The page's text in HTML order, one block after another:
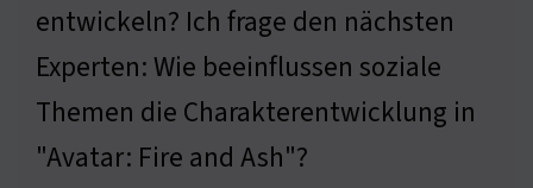
entwickeln? Ich frage den nächsten
Experten: Wie beeinflussen soziale
Themen die Charakterentwicklung in
"Avatar: Fire and Ash"?